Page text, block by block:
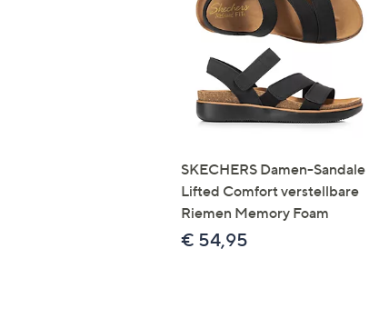
SKECHERS Damen-Sandale
Lifted Comfort verstellbare
Riemen Memory Foam
€ 54,95